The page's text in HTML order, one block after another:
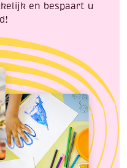
en bespaart u